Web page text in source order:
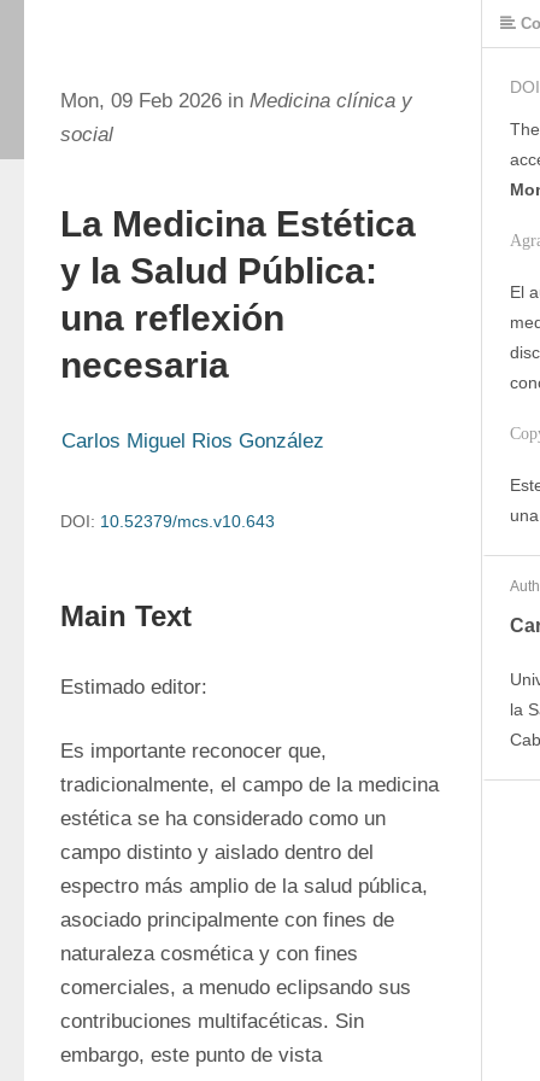
Mon, 09 Feb 2026 in Medicina clínica y
social
La Medicina Estética
y la Salud Pública:
una reflexión
necesaria
Carlos Miguel Rios González
DOI: 10.52379/mcs.v10.643
Main Text
Estimado editor:
Es importante reconocer que,
tradicionalmente, el campo de la medicina
estética se ha considerado como un
campo distinto y aislado dentro del
espectro más amplio de la salud pública,
asociado principalmente con fines de
naturaleza cosmética y con fines
comerciales, a menudo eclipsando sus
contribuciones multifacéticas. Sin
embargo, este punto de vista
DOI
El
la